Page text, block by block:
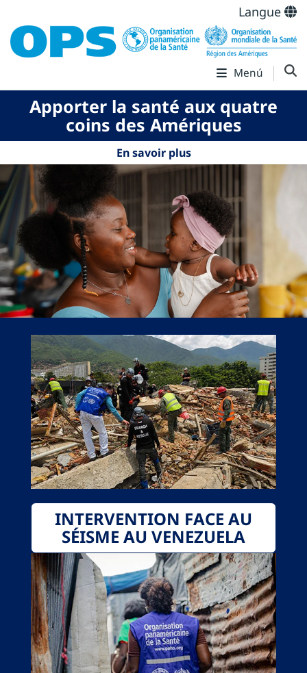
Langue
Menú
Apporter la santé aux quatre
coins des Amériques
En savoir plus
INTERVENTION FACE AU
SÉISME AU VENEZUELA